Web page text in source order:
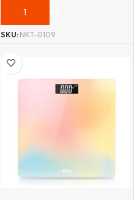
ADAUGĂ ÎN COȘ
SKU:NKT-0109